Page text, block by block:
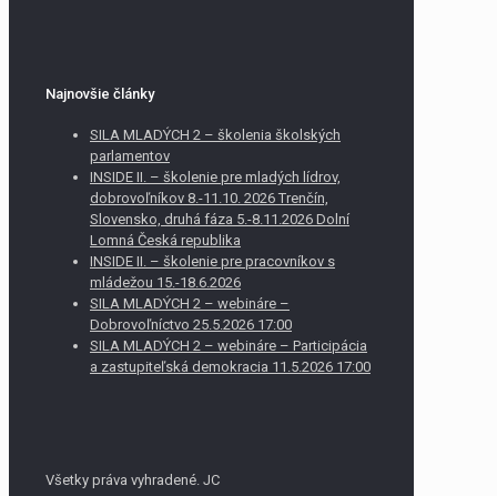
Najnovšie články
SILA MLADÝCH 2 – školenia školských
parlamentov
INSIDE II. – školenie pre mladých lídrov,
dobrovoľníkov 8.-11.10. 2026 Trenčín,
Slovensko, druhá fáza 5.-8.11.2026 Dolní
Lomná Česká republika
INSIDE II. – školenie pre pracovníkov s
mládežou 15.-18.6.2026
SILA MLADÝCH 2 – webináre –
Dobrovoľníctvo 25.5.2026 17:00
SILA MLADÝCH 2 – webináre – Participácia
a zastupiteľská demokracia 11.5.2026 17:00
Všetky práva vyhradené. JC